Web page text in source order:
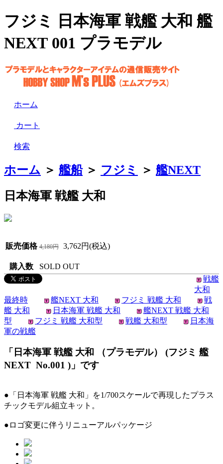
フジミ 日本海軍 戦艦 大和 艦
NEXT 001 プラモデル
ホーム
カート
検索
ホーム ＞ 艦船＞ フジミ ＞ 艦NEXT
日本海軍 戦艦 大和
販売価格 4,180円 3,762円(税込)
購入数
SOLD OUT
戦艦
大和
最終時
艦NEXT 大和 フジミ 戦艦 大和
戦
艦 大和
日本海軍 戦艦 大和
艦NEXT 戦艦 大和
型
フジミ 戦艦 大和型 戦艦 大和型
日本海
軍の戦艦
「日本海軍 戦艦 大和 （プラモデル） (フジミ 艦
NEXT No.001 )」です
●「日本海軍 戦艦 大和」を1/700スケールで再現したプラス
チックモデル組立キット。
●ロゴ変更に伴うリニューアルパッケージ